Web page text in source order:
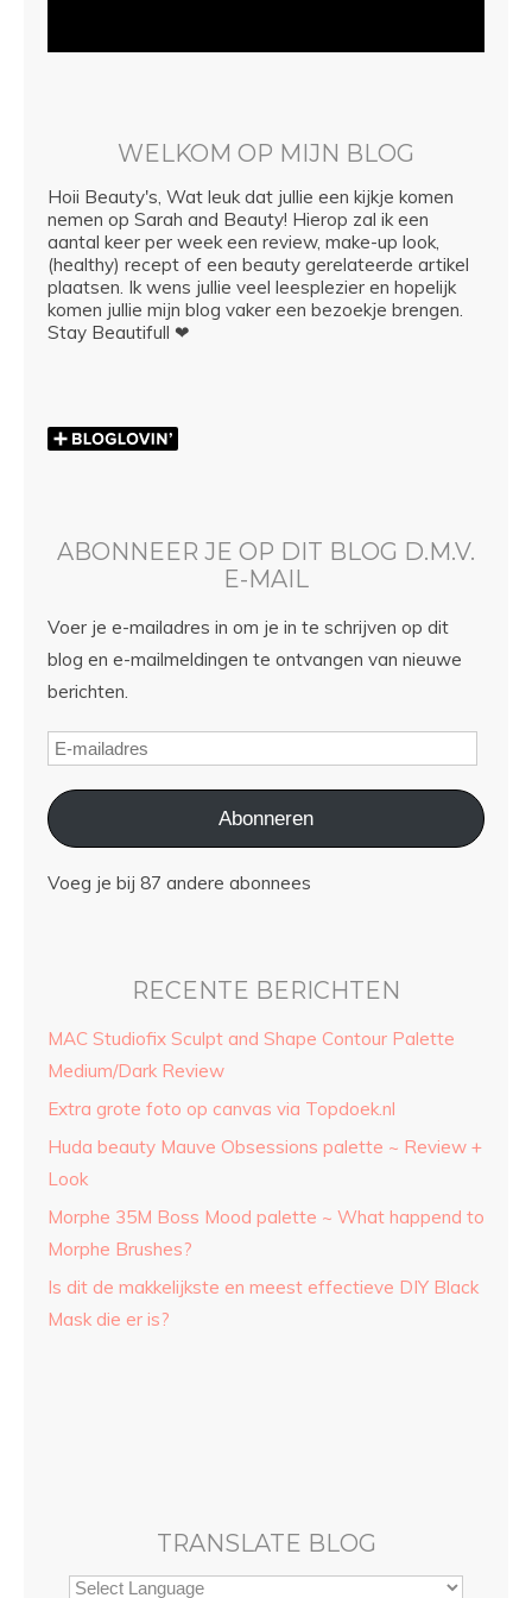
WELKOM OP MIJN BLOG
Hoii Beauty's, Wat leuk dat jullie een kijkje komen
nemen op Sarah and Beauty! Hierop zal ik een
aantal keer per week een review, make-up look,
(healthy) recept of een beauty gerelateerde artikel
plaatsen. Ik wens jullie veel leesplezier en hopelijk
komen jullie mijn blog vaker een bezoekje brengen.
Stay Beautifull ❤
ABONNEER JE OP DIT BLOG D.M.V.
E-MAIL
Voer je e-mailadres in om je in te schrijven op dit
blog en e-mailmeldingen te ontvangen van nieuwe
berichten.
Abonneren
Voeg je bij 87 andere abonnees
RECENTE BERICHTEN
MAC Studiofix Sculpt and Shape Contour Palette
Medium/Dark Review
Extra grote foto op canvas via Topdoek.nl
Huda beauty Mauve Obsessions palette ~ Review +
Look
Morphe 35M Boss Mood palette ~ What happend to
Morphe Brushes?
Is dit de makkelijkste en meest effectieve DIY Black
Mask die er is?
TRANSLATE BLOG